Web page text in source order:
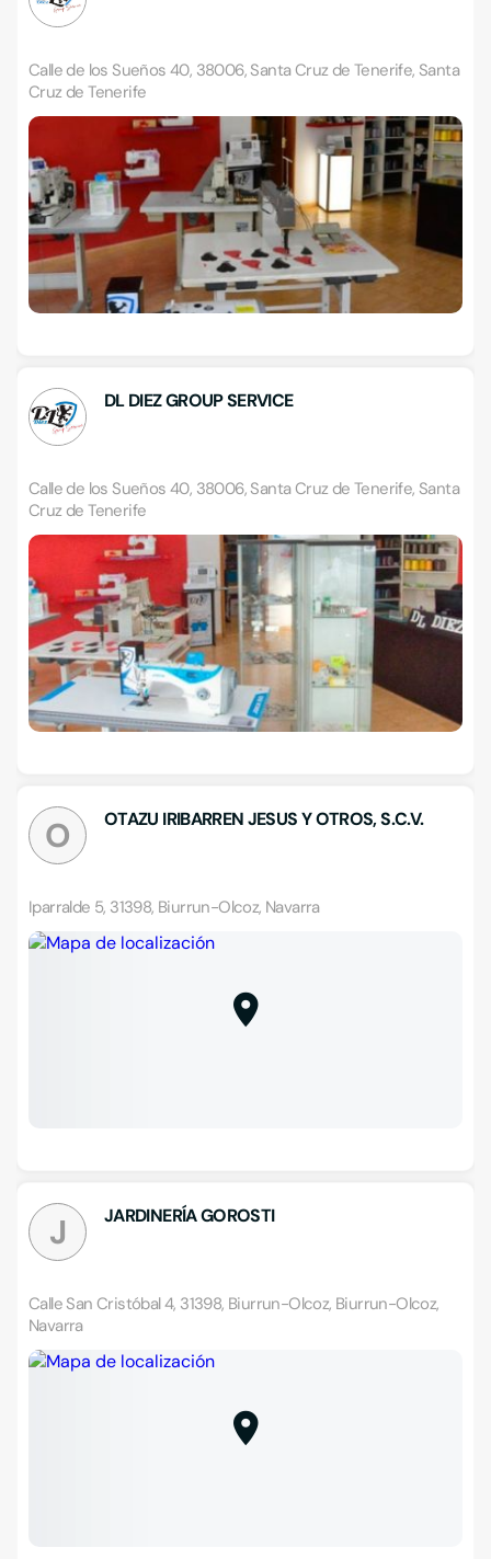
Calle de los Sueños 40, 38006, Santa Cruz de Tenerife, Santa
Cruz de Tenerife
DL DIEZ GROUP SERVICE
Calle de los Sueños 40, 38006, Santa Cruz de Tenerife, Santa
Cruz de Tenerife
O OTAZU IRIBARREN JESUS Y OTROS, S.C.V.
Iparralde 5, 31398, Biurrun-Olcoz, Navarra
J JARDINERÍA GOROSTI
Calle San Cristóbal 4, 31398, Biurrun-Olcoz, Biurrun-Olcoz,
Navarra